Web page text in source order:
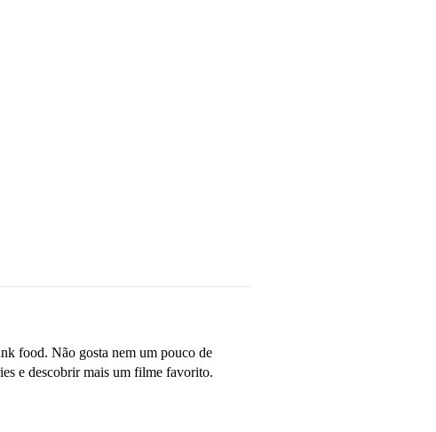
food. Não gosta nem um pouco de
e descobrir mais um filme favorito.